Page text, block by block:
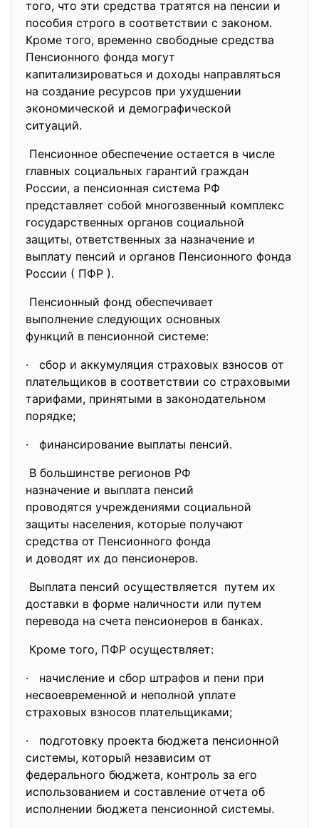
того, что эти средства тратятся на пенсии и
пособия строго в соответствии с законом.
Кроме того, временно свободные средства
Пенсионного фонда могут
капитализироваться и доходы направляться
на создание ресурсов при ухудшении
экономической и демографической
ситуаций.
Пенсионное обеспечение остается в числе
главных социальных гарантий граждан
России, а пенсионная система РФ
представляет собой многозвенный комплекс
государственных органов социальной
защиты, ответственных за назначение и
выплату пенсий и органов Пенсионного фонда
России ( ПФР ).
Пенсионный фонд обеспечивает
выполнение следующих основных
функций в пенсионной системе:
· сбор и аккумуляция страховых взносов от
плательщиков в соответствии со страховыми
тарифами, принятыми в законодательном
порядке;
· финансирование выплаты пенсий.
В большинстве регионов РФ
назначение и выплата пенсий
проводятся учреждениями социальной
защиты населения, которые получают
средства от Пенсионного фонда
и доводят их до пенсионеров.
Выплата пенсий осуществляется путем их
доставки в форме наличности или путем
перевода на счета пенсионеров в банках.
Кроме того, ПФР осуществляет:
· начисление и сбор штрафов и пени при
несвоевременной и неполной уплате
страховых взносов плательщиками;
· подготовку проекта бюджета пенсионной
системы, который независим от
федерального бюджета, контроль за его
использованием и составление отчета об
исполнении бюджета пенсионной системы.